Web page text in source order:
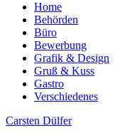
Home
Behörden
Büro
Bewerbung
Grafik & Design
Gruß & Kuss
Gastro
Verschiedenes
Carsten Dülfer